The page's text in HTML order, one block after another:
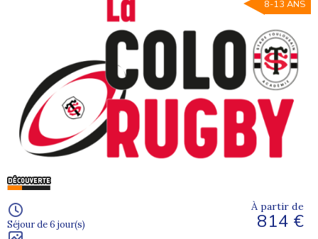
8-13 ANS
Séjour de 6 jour(s)
À partir de
814 €